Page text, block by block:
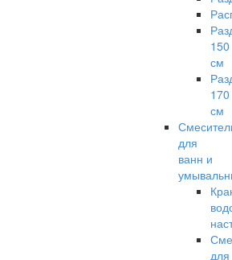
150
см
170
см
для
ванн и
для